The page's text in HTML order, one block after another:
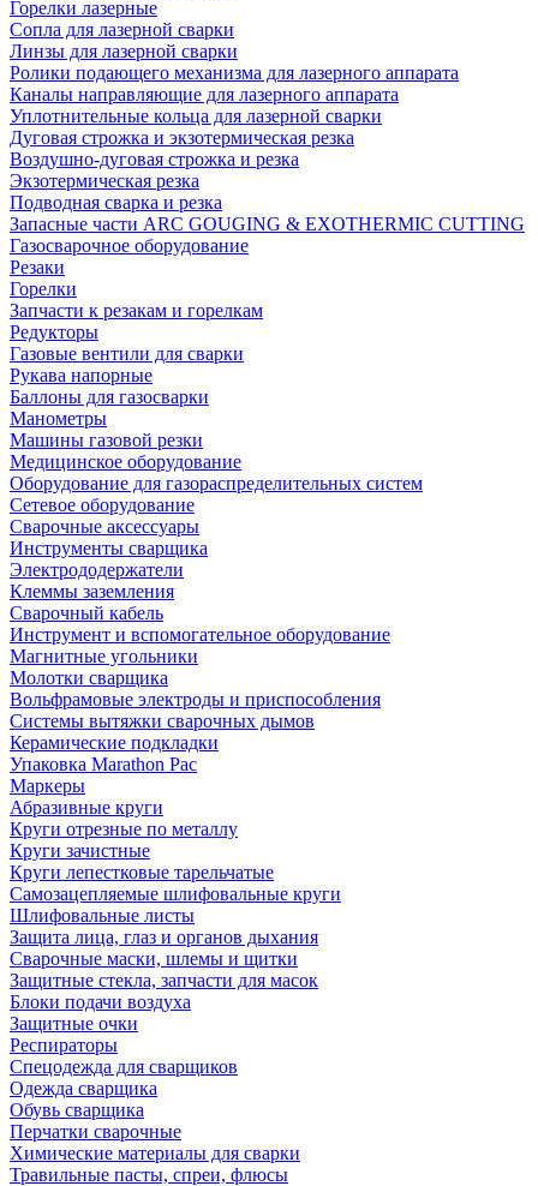
Горелки лазерные
Сопла для лазерной сварки
Линзы для лазерной сварки
Ролики подающего механизма для лазерного аппарата
Каналы направляющие для лазерного аппарата
Уплотнительные кольца для лазерной сварки
Дуговая строжка и экзотермическая резка
Воздушно-дуговая строжка и резка
Экзотермическая резка
Подводная сварка и резка
Запасные части ARC GOUGING & EXOTHERMIC CUTTING
Газосварочное оборудование
Резаки
Горелки
Запчасти к резакам и горелкам
Редукторы
Газовые вентили для сварки
Рукава напорные
Баллоны для газосварки
Манометры
Машины газовой резки
Медицинское оборудование
Оборудование для газораспределительных систем
Сетевое оборудование
Сварочные аксессуары
Инструменты сварщика
Электрододержатели
Клеммы заземления
Сварочный кабель
Инструмент и вспомогательное оборудование
Магнитные угольники
Молотки сварщика
Вольфрамовые электроды и приспособления
Системы вытяжки сварочных дымов
Керамические подкладки
Упаковка Marathon Pac
Маркеры
Абразивные круги
Круги отрезные по металлу
Круги зачистные
Круги лепестковые тарельчатые
Самозацепляемые шлифовальные круги
Шлифовальные листы
Защита лица, глаз и органов дыхания
Сварочные маски, шлемы и щитки
Защитные стекла, запчасти для масок
Блоки подачи воздуха
Защитные очки
Респираторы
Спецодежда для сварщиков
Одежда сварщика
Обувь сварщика
Перчатки сварочные
Химические материалы для сварки
Травильные пасты, спреи, флюсы